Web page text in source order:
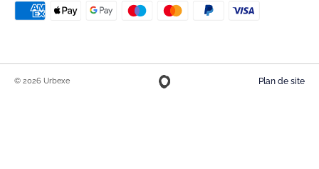
© 2026 Urbexe Plan de site